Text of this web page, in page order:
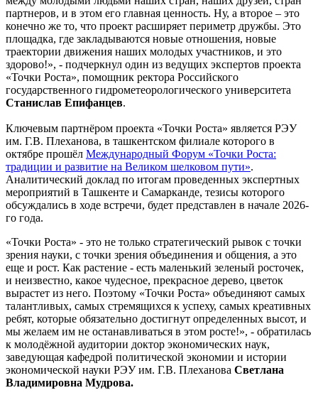
партнеров, и в этом его главная ценность. Ну, а второе – это
конечно же то, что проект расширяет периметр дружбы. Это
площадка, где закладываются новые отношения, новые
траектории движения наших молодых участников, и это
здорово!», - подчеркнул один из ведущих экспертов проекта
«Точки Роста», помощник ректора Российского
государственного гидрометеорологического университета
Станислав Епифанцев.
Ключевым партнёром проекта «Точки Роста» является РЭУ
им. Г.В. Плеханова, в ташкентском филиале которого в
октябре прошёл Международный Форум «Точки Роста:
традиции и развитие на Великом шелковом пути».
Аналитический доклад по итогам проведенных экспертных
мероприятий в Ташкенте и Самарканде, тезисы которого
обсуждались в ходе встречи, будет представлен в начале 2026-
го года.
«Точки Роста» - это не только стратегический рывок с точки
зрения науки, с точки зрения объединения и общения, а это
еще и рост. Как растение - есть маленький зеленый росточек,
и неизвестно, какое чудесное, прекрасное дерево, цветок
вырастет из него. Поэтому «Точки Роста» объединяют самых
талантливых, самых стремящихся к успеху, самых креативных
ребят, которые обязательно достигнут определенных высот, и
мы желаем им не останавливаться в этом росте!», - обратилась
к молодёжной аудитории доктор экономических наук,
заведующая кафедрой политической экономии и истории
экономической науки РЭУ им. Г.В. Плеханова Светлана
Владимировна Мудрова.